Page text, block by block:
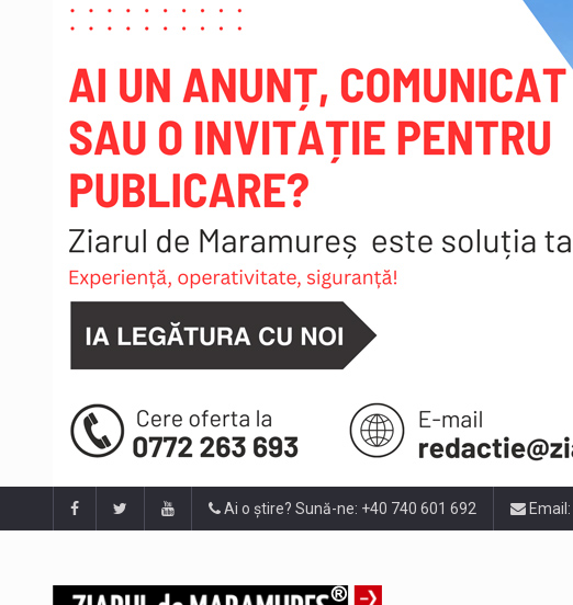
Ai o știre? Sună-ne: +40 740 601 692 Email: